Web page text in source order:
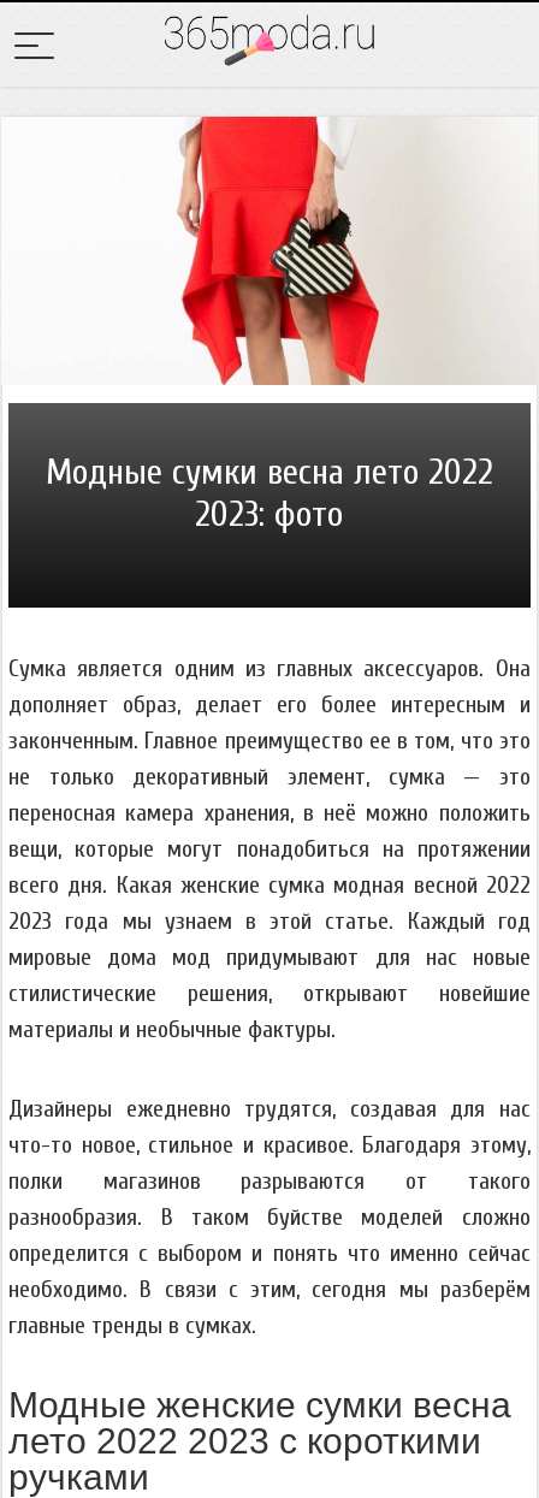
Модные сумки весна лето 2022
2023: фото
Сумка является одним из главных аксессуаров. Она
дополняет образ, делает его более интересным и
законченным. Главное преимущество ее в том, что это
не только декоративный элемент, сумка — это
переносная камера хранения, в неё можно положить
вещи, которые могут понадобиться на протяжении
всего дня. Какая женские сумка модная весной 2022
2023 года мы узнаем в этой статье. Каждый год
мировые дома мод придумывают для нас новые
стилистические решения, открывают новейшие
материалы и необычные фактуры.
Дизайнеры ежедневно трудятся, создавая для нас
что-то новое, стильное и красивое. Благодаря этому,
полки магазинов разрываются от такого
разнообразия. В таком буйстве моделей сложно
определится с выбором и понять что именно сейчас
необходимо. В связи с этим, сегодня мы разберём
главные тренды в сумках.
Модные женские сумки весна
лето 2022 2023 с короткими
ручками